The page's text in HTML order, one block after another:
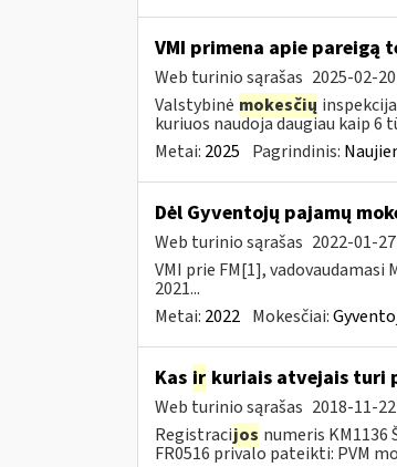
VMI primena apie pareigą
Web turinio sąrašas 2025-02-20
Valstybinė mokesčių
kuriuos naudoja daugiau kaip 6
Metai: 2025 Pagrindinis:
Dėl Gyventojų pajamų
Web turinio sąrašas 2022-01-27
VMI prie FM[1], vadovaudamasi
2021...
Metai: 2022 Mokesčiai:
Kas irkuriais atvejais turi
Web turinio sąrašas 2018-11-22
Registracijos numeris KM1136
FR0516 privalo pateikti: PVM